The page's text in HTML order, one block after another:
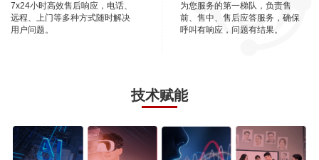
7x24小时高效售后响应，电话、
远程、上门等多种方式随时解决
用户问题。
为您服务的第一梯队，负责售
前、售中、售后应答服务，确保
呼叫有响应，问题有结果。
技术赋能